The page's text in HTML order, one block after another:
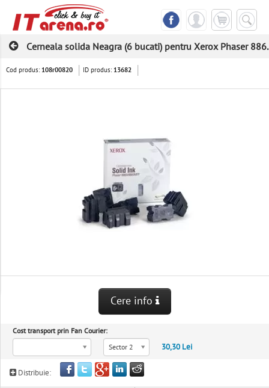
Cerneala solida Neagra (6 bucati) pentru Xerox Phaser
Cod produs: 108r00820 ID produs: 13682
Cere info
Cost transport prin Fan Courier:
Sector 2
30,30 Lei
Distribuie: